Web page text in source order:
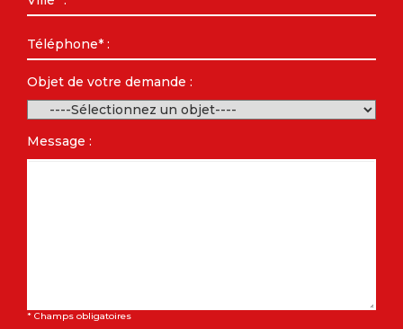
Objet de votre demande :
Message :
* Champs obligatoires